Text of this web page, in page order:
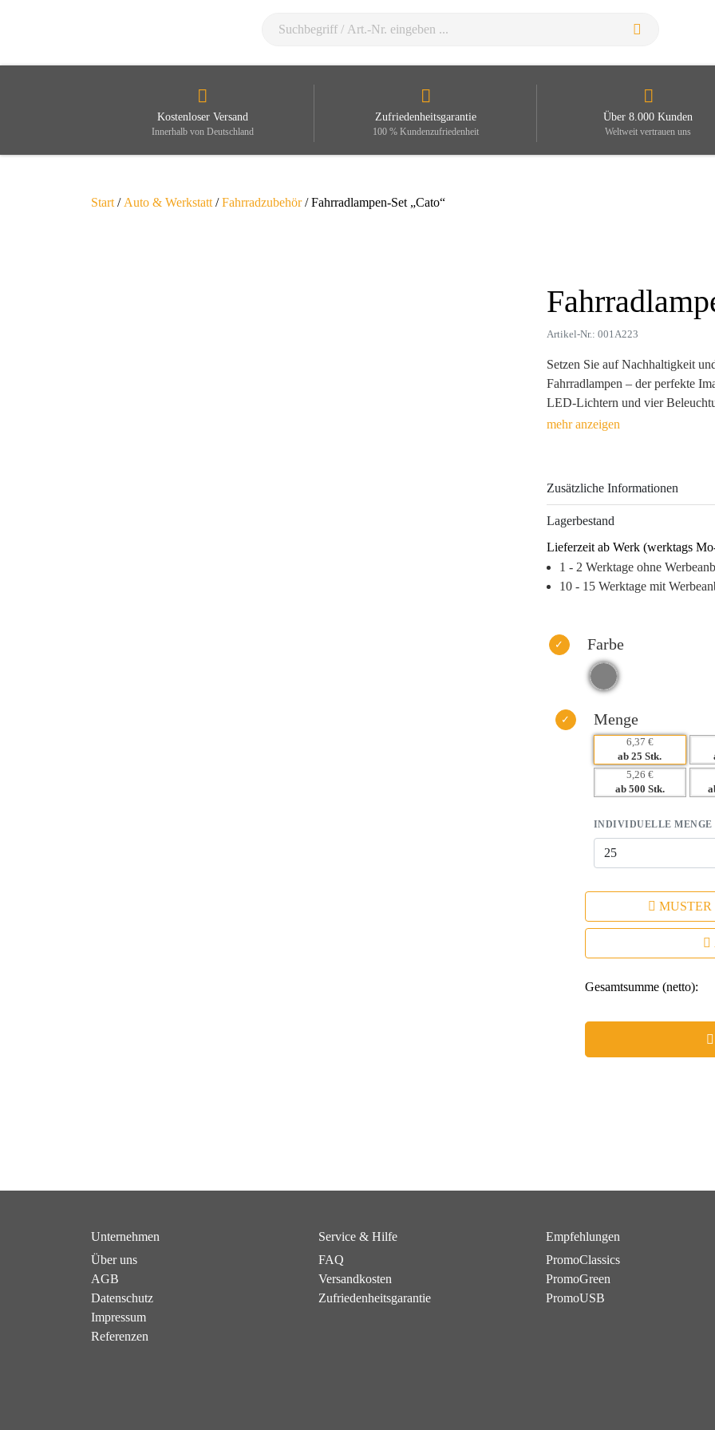
Kostenloser Versand
Innerhalb von Deutschland
Zufriedenheitsgarantie
100 % Kundenzufriedenheit
Über 8.000 Kunden
Weltweit vertrauen uns
Start / Auto & Werkstatt /Fahrradzubehör/ Fahrradlampen-Set „Cato“
Artikel-Nr.: 001A223
Setzen Sie auf Nachhaltigkeit
Fahrradlampen – der perfekte
LED-Lichtern und vier
zuverlässige Sichtbarkeit,
Durch die Platzierung Ihres
Erlebnissen verknüpft, was den
fördert. Nutzen Sie die Vorteile
das nicht im Müll landet,
– Wertschätzung durch
– Stärkung der emotionalen
– Positive Assoziationen mit
Zusätzliche Informationen
Lagerbestand
Lieferzeit ab Werk (werktags
1 - 2 Werktage ohne
10 - 15 Werktage mit
Farbe
Menge
6,37 €
ab 25 Stk.
5,26 €
ab 500 Stk.
INDIVIDUELLE MENGE
MUSTER
Gesamtsumme (netto):
Unternehmen
Über uns
AGB
Datenschutz
Impressum
Referenzen
Service & Hilfe
FAQ
Versandkosten
Zufriedenheitsgarantie
Empfehlungen
PromoClassics
PromoGreen
PromoUSB